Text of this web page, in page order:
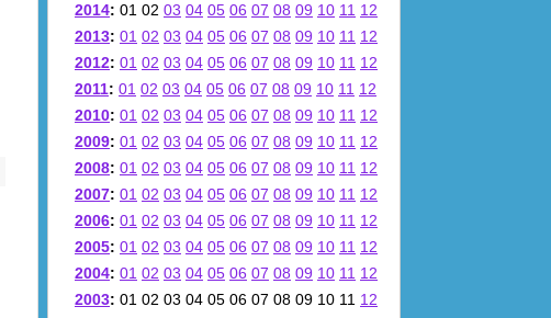
2014: 01 02 03 04 05 06 07 08 09 10 11 12
2013: 01 02 03 04 05 06 07 08 09 10 11 12
2012: 01 02 03 04 05 06 07 08 09 10 11 12
2011: 01 02 03 04 05 06 07 08 09 10 11 12
2010: 01 02 03 04 05 06 07 08 09 10 11 12
2009: 01 02 03 04 05 06 07 08 09 10 11 12
2008: 01 02 03 04 05 06 07 08 09 10 11 12
2007: 01 02 03 04 05 06 07 08 09 10 11 12
2006: 01 02 03 04 05 06 07 08 09 10 11 12
2005: 01 02 03 04 05 06 07 08 09 10 11 12
2004: 01 02 03 04 05 06 07 08 09 10 11 12
2003: 01 02 03 04 05 06 07 08 09 10 11 12